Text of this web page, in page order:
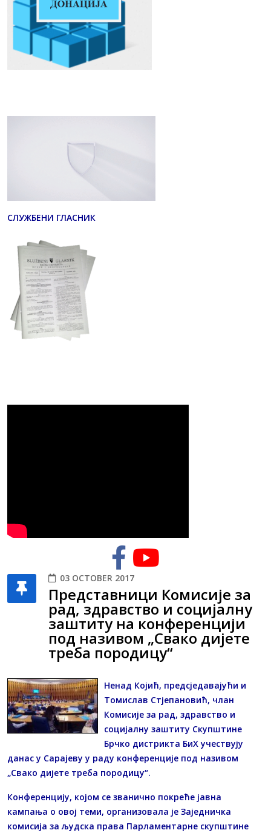
СЛУЖБЕНИ ГЛАСНИК
03 OCTOBER 2017
Представници Комисије за
рад, здравство и социјалну
заштиту на конференцији
под називом „Свако дијете
треба породицу“
Ненад Којић, предсједавајући и
Томислав Стјепановић, члан
Комисије за рад, здравство и
социјалну заштиту Скупштине
Брчко дистрикта БиХ учествују
данас у Сарајеву у раду конференције под називом
„Свако дијете треба породицу“.
Конференцију, којом се званично покреће јавна
кампања о овој теми, организовала је Заједничка
комисија за људска права Парламентарне скупштине